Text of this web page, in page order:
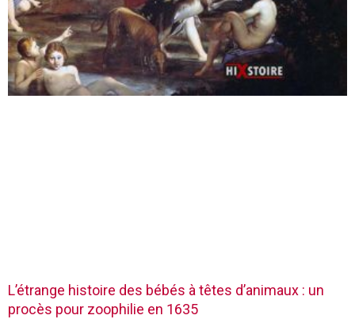
L’étrange histoire des bébés à têtes d’animaux : un
procès pour zoophilie en 1635